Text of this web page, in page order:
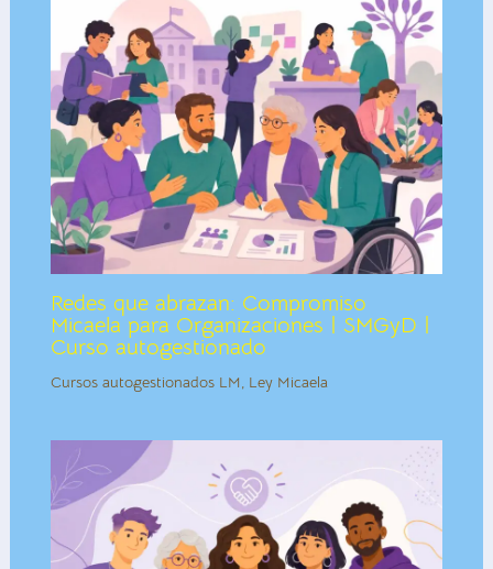
Redes que abrazan: Compromiso
Micaela para Organizaciones | SMGyD |
Curso autogestionado
Cursos autogestionados LM Ley Micaela